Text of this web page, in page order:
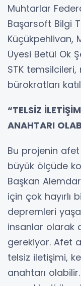
Muhtarlar
Başarsoft Bilgi
Küçükpehlivan,
Üyesi Betül Ok
STK
bürokratları
“TELSİZ
ANAHTARI
Bu projenin
büyük ölçüde
Başkan
için çok hayırlı
depremleri
insanlar olarak
gerekiyor. Afet
telsiz iletişimi,
anahtarı